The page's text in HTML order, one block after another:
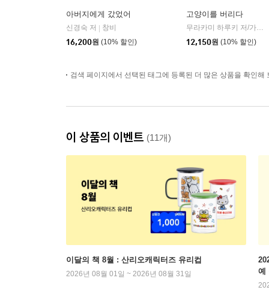
아버지에게 갔었어
신경숙 저
창비
16,200원 (10% 할인)
고양이를 버리다
무라카미 하루키 저/가오 옌 그림/김난주 역
12,150원 (10% 할인)
검색 페이지에서 선택된 태그에 등록된 더 많은 상품을 확인해
이 상품의 이벤트 (11개)
이달의 책 8월 : 산리오캐릭터즈 유리컵
2026년 08월 01일 ~ 2026년 08월 31일
예